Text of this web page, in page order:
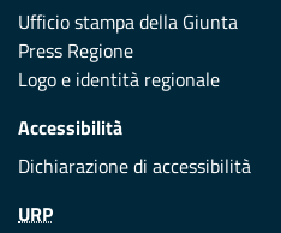
Ufficio stampa della Giunta
Press Regione
Logo e identità regionale
Accessibilità
Dichiarazione di accessibilità
URP